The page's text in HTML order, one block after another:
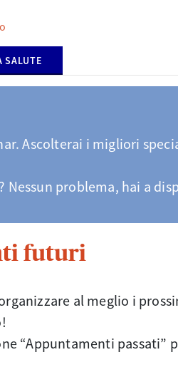
SALUTE
Ascolterai i migliori
Nessun problema, hai a
futuri
al meglio i
“Appuntamenti